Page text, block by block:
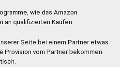
wie das Amazon
an qualifizierten Käufen.
Seite bei einem Partner etwas
Provision vom Partner bekommen.